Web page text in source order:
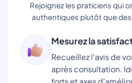
Rejoignez les praticiens qui
authentiques plutôt que
Mesurez la
Recueillez l'avis de
après consultation.